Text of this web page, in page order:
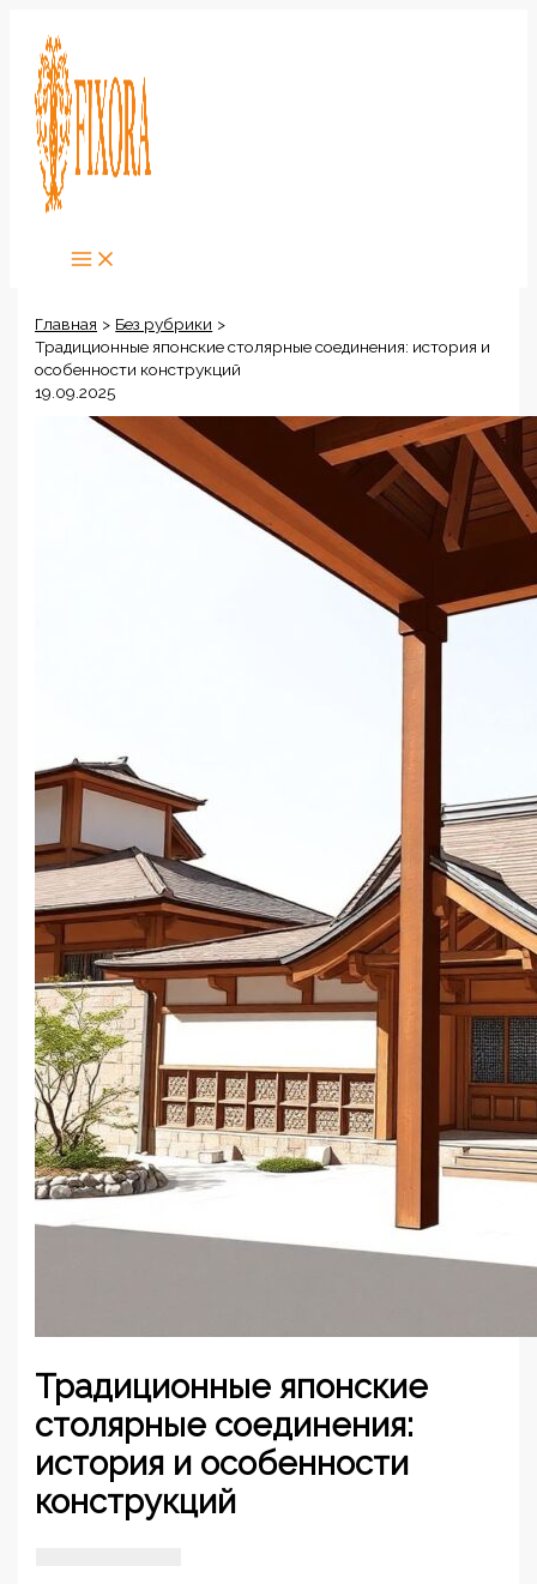
содержимому
Главная
Без рубрики
Традиционные японские столярные соединения: история и
особенности конструкций
19.09.2025
Традиционные японские
столярные соединения:
история и особенности
конструкций